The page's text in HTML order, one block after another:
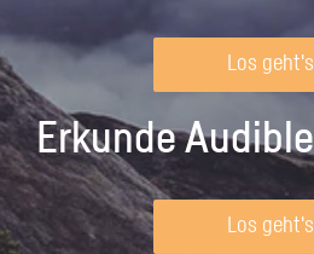
Los geht's
Erkunde Audible
Los geht's